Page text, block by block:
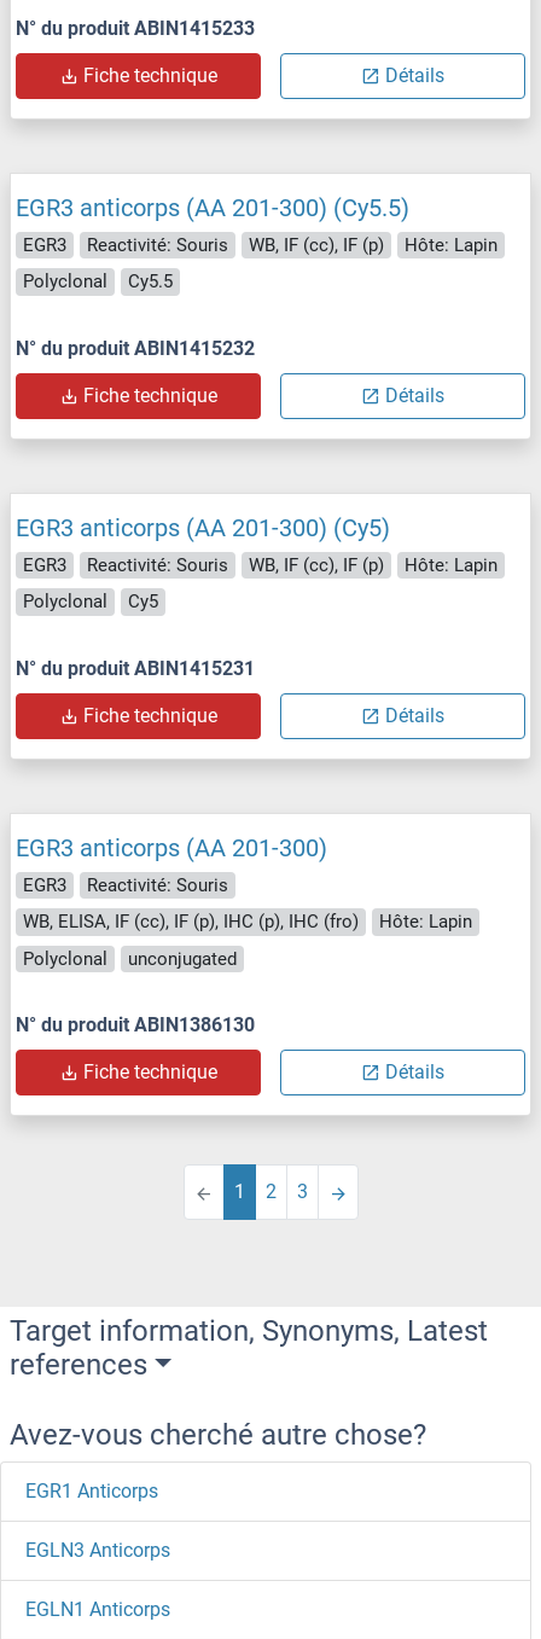
N° du produit ABIN1415233
Fiche technique Détails
EGR3 anticorps (AA 201-300) (Cy5.5)
EGR3 Reactivité: Souris WB, IF (cc), IF (p)
Hôte: Lapin
Polyclonal
Cy5.5
N° du produit ABIN1415232
Fiche technique Détails
EGR3 anticorps (AA 201-300) (Cy5)
EGR3 Reactivité: Souris WB, IF (cc), IF (p)
Hôte: Lapin
Polyclonal
Cy5
N° du produit ABIN1415231
Fiche technique Détails
EGR3 anticorps (AA 201-300)
EGR3
Reactivité: Souris
WB, ELISA, IF (cc), IF (p), IHC (p), IHC (fro)
Hôte: Lapin
Polyclonal
unconjugated
N° du produit ABIN1386130
Fiche technique Détails
1 2 3
Target information, Synonyms, Latest
references
Avez-vous cherché autre chose?
EGR1 Anticorps
EGLN3 Anticorps
EGLN1 Anticorps